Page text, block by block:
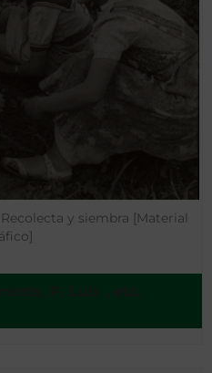
y siembra [Material